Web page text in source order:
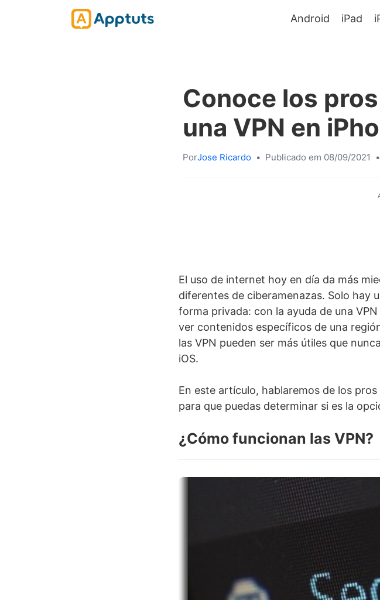
Android iPad
Conoce los
una VPN en
PorJose Ricardo • Publicado em 08/09/2021 •
El uso de internet hoy en día da más
diferentes de ciberamenazas. Solo hay
forma privada: con la ayuda de una
ver contenidos específicos de una
las VPN pueden ser más útiles que
iOS.
En este artículo, hablaremos de los
para que puedas determinar si es la
¿Cómo funcionan las VPN?